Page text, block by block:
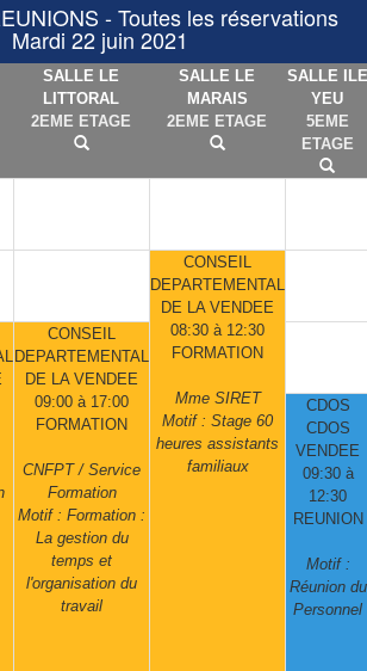
- Toutes les réservations
Mardi 22 juin 2021
SALLE LE
LITTORAL
2EME ETAGE
SALLE LE
MARAIS
2EME ETAGE
SALLE ILE
YEU
5EME
ETAGE
CONSEIL
DEPARTEMENTAL
DE LA VENDEE
08:30 à 12:30
FORMATION
Mme SIRET
Motif : Stage 60
heures assistants
familiaux
CONSEIL
DEPARTEMENTAL
DE LA VENDEE
09:00 à 17:00
FORMATION
CNFPT / Service
Formation
Motif : Formation :
La gestion du
temps et
l'organisation du
travail
CDOS
CDOS
VENDEE
09:30 à
12:30
REUNION
Motif :
Réunion du
Personnel